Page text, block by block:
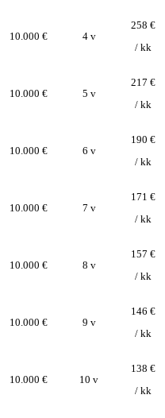
10.000 € 4 v
258 €
/ kk
10.000 € 5 v
217 €
/ kk
10.000 € 6 v
190 €
/ kk
10.000 € 7 v
171 €
/ kk
10.000 € 8 v
157 €
/ kk
10.000 € 9 v
146 €
/ kk
10.000 € 10 v
138 €
/ kk